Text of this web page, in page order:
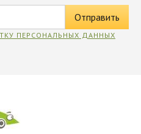
ПЕРСОНАЛЬНЫХ ДАННЫХ